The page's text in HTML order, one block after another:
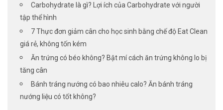
Carbohydrate là gì? Lợi ích của Carbohydrate với người
tập thể hình
7 Thực đơn giảm cân cho học sinh bằng chế độ Eat Clean
giá rẻ, không tốn kém
Ăn trứng có béo không? Bật mí cách ăn trứng không lo bị
tăng cân
Bánh tráng nướng có bao nhiêu calo? Ăn bánh tráng
nướng liệu có tốt không?